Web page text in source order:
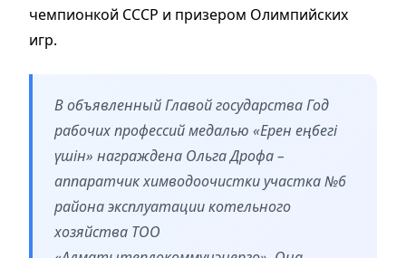
чемпионкой СССР и призером Олимпийских
игр.
В объявленный Главой государства Год
рабочих профессий медалью «Ерен еңбегі
үшін» награждена Ольга Дрофа –
аппаратчик химводоочистки участка №6
района эксплуатации котельного
хозяйства ТОО